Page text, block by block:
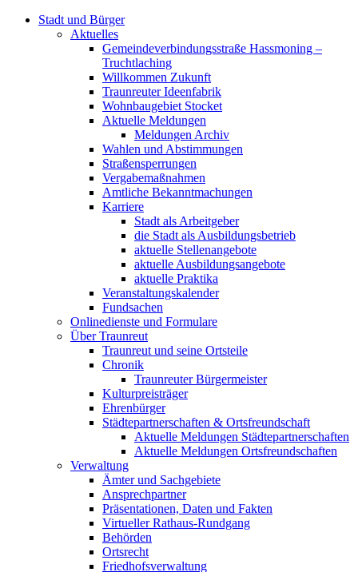
Stadt und Bürger
Aktuelles
Gemeindeverbindungsstraße Hassmoning –
Truchtlaching
Willkommen Zukunft
Traunreuter Ideenfabrik
Wohnbaugebiet Stocket
Aktuelle Meldungen
Meldungen Archiv
Wahlen und Abstimmungen
Straßensperrungen
Vergabemaßnahmen
Amtliche Bekanntmachungen
Karriere
Stadt als Arbeitgeber
die Stadt als Ausbildungsbetrieb
aktuelle Stellenangebote
aktuelle Ausbildungsangebote
aktuelle Praktika
Veranstaltungskalender
Fundsachen
Onlinedienste und Formulare
Über Traunreut
Traunreut und seine Ortsteile
Chronik
Traunreuter Bürgermeister
Kulturpreisträger
Ehrenbürger
Städtepartnerschaften & Ortsfreundschaft
Aktuelle Meldungen Städtepartnerschaften
Aktuelle Meldungen Ortsfreundschaften
Verwaltung
Ämter und Sachgebiete
Ansprechpartner
Präsentationen, Daten und Fakten
Virtueller Rathaus-Rundgang
Behörden
Ortsrecht
Friedhofsverwaltung